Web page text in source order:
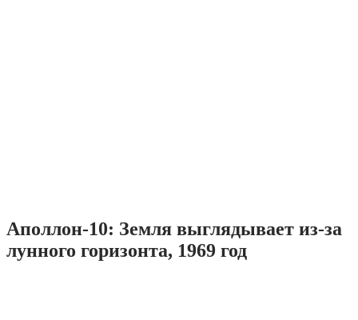
Аполлон-10: Земля выглядывает из-за
лунного горизонта, 1969 год